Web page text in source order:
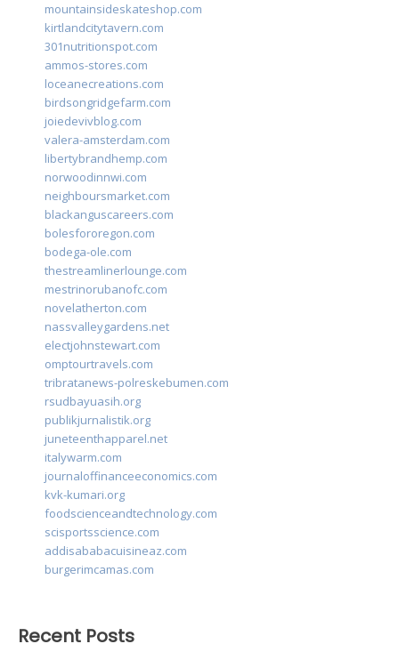
mountainsideskateshop.com
kirtlandcitytavern.com
301nutritionspot.com
ammos-stores.com
loceanecreations.com
birdsongridgefarm.com
joiedevivblog.com
valera-amsterdam.com
libertybrandhemp.com
norwoodinnwi.com
neighboursmarket.com
blackanguscareers.com
bolesfororegon.com
bodega-ole.com
thestreamlinerlounge.com
mestrinorubanofc.com
novelatherton.com
nassvalleygardens.net
electjohnstewart.com
omptourtravels.com
tribratanews-polreskebumen.com
rsudbayuasih.org
publikjurnalistik.org
juneteenthapparel.net
italywarm.com
journaloffinanceeconomics.com
kvk-kumari.org
foodscienceandtechnology.com
scisportsscience.com
addisababacuisineaz.com
burgerimcamas.com
Recent Posts